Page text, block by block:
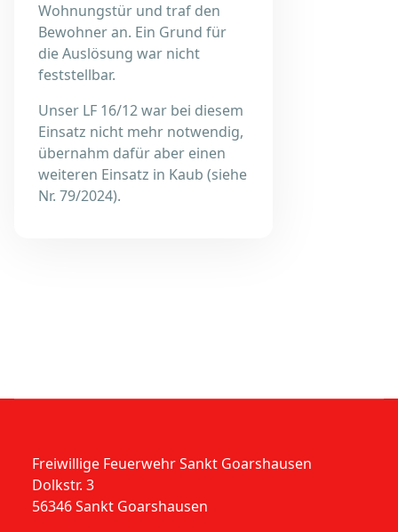
Wohnungstür und traf den
Bewohner an. Ein Grund für
die Auslösung war nicht
feststellbar.
Unser LF 16/12 war bei diesem
Einsatz nicht mehr notwendig,
übernahm dafür aber einen
weiteren Einsatz in Kaub (siehe
Nr. 79/2024).
Freiwillige Feuerwehr Sankt Goarshausen
Dolkstr. 3
56346 Sankt Goarshausen